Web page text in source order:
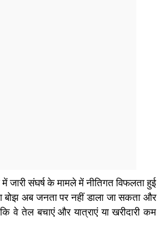
में जारी संघर्ष के मामले में नीतिगत विफलता हुई
अब जनता पर नहीं डाला जा सकता और
वे तेल बचाएं और यात्राएं या खरीदारी कम